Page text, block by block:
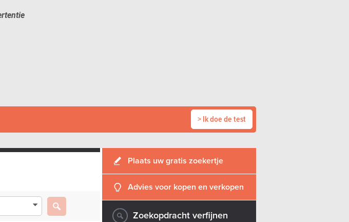
> Ik doe de test
Plaats uw gratis zoekertje
Advies voor kopen en verkopen
Zoekopdracht verfijnen